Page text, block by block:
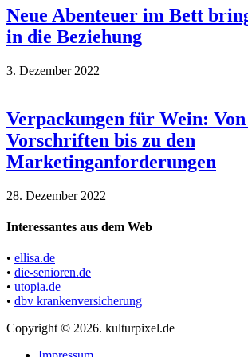
Neue Abenteuer im Bett
in die Beziehung
3. Dezember 2022
Verpackungen für Wein: Von
Vorschriften bis zu den
Marketinganforderungen
28. Dezember 2022
Interessantes aus dem Web
• ellisa.de
• die-senioren.de
• utopia.de
• dbv krankenversicherung
Copyright © 2026. kulturpixel.de